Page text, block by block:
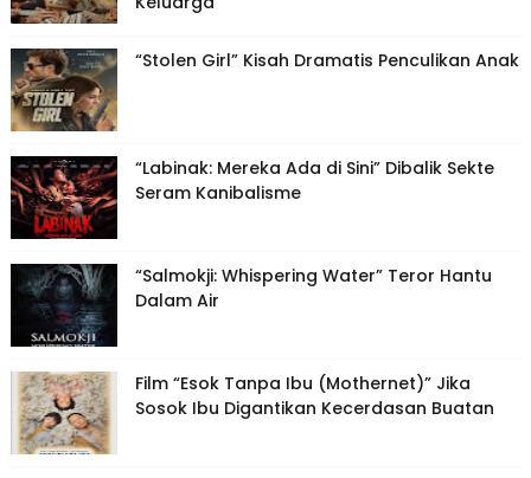
“Stolen Girl” Kisah Dramatis Penculikan Anak
“Labinak: Mereka Ada di Sini” Dibalik Sekte
Seram Kanibalisme
“Salmokji: Whispering Water” Teror Hantu
Dalam Air
Film “Esok Tanpa Ibu (Mothernet)” Jika
Sosok Ibu Digantikan Kecerdasan Buatan